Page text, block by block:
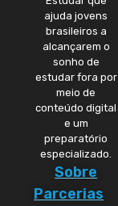
ajuda jovens
brasileiros a
alcançarem o
sonho de
estudar fora por
meio de
conteúdo digital
e um
preparatório
especializado.
Sobre
Parcerias